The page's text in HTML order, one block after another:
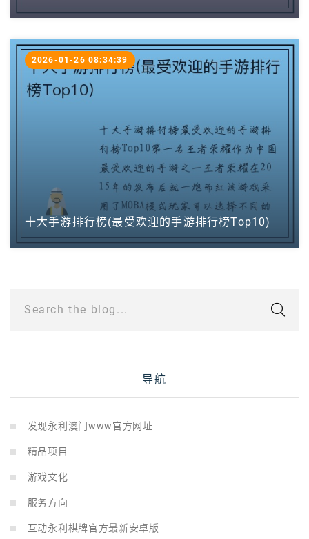
十大手游排行榜(最受欢迎的手游排行榜Top10)
2026-01-26 08:34:39
Search the blog...
导航
发现永利澳门www官方网址
精品项目
游戏文化
服务方向
互动永利棋牌官方最新安卓版